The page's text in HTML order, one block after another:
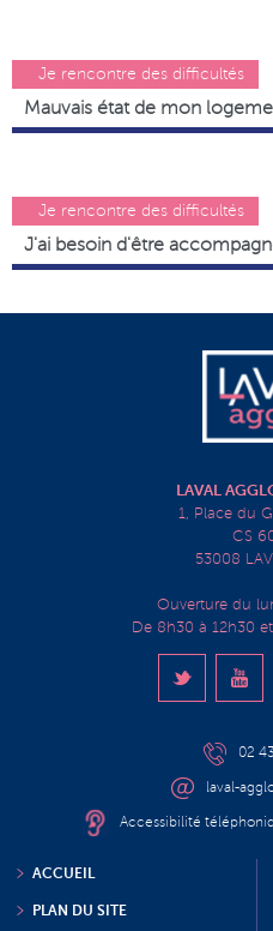
Je rencontre des difficultés
Mauvais état de mon
Je rencontre des difficultés
J'ai besoin d'être
LAVAL
1, Place du
CS
53008
Ouverture du
De 8h30 à 12h30
02
laval-
Accessibilité
ACCUEIL
PLAN DU SITE